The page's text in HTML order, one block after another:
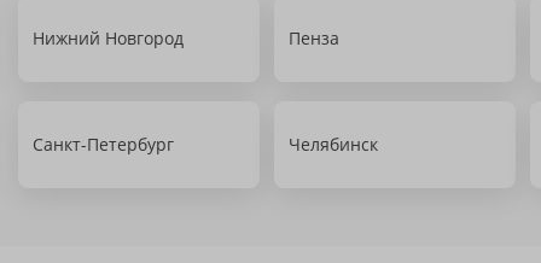
Нижний Новгород Пенза
Санкт-Петербург Челябинск